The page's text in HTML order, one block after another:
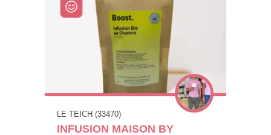
LE TEICH (33470)
INFUSION MAISON BY